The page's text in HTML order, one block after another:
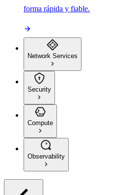
forma rápida y fiable.
Network Services
Security
Compute
Observability